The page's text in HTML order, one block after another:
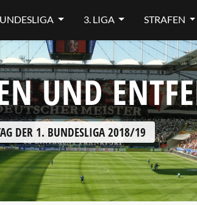
3. LIGA STRAFEN
UND
DER 1. BUNDESLIGA 2018/19